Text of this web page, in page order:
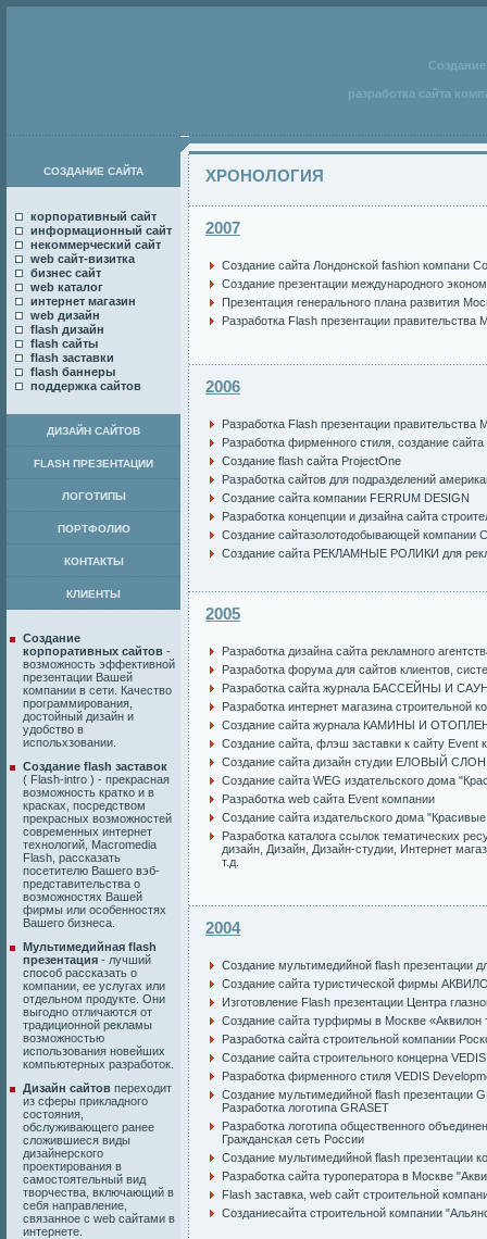
разработка сайта
СОЗДАНИЕ САЙТА
корпоративный сайт
информационный сайт
некоммерческий сайт
web сайт-визитка
бизнес сайт
web каталог
интернет магазин
web дизайн
flash дизайн
flash сайты
flash заставки
flash баннеры
поддержка сайтов
ДИЗАЙН САЙТОВ
FLASH ПРЕЗЕНТАЦИИ
ЛОГОТИПЫ
ПОРТФОЛИО
КОНТАКТЫ
КЛИЕНТЫ
Создание
корпоративных сайтов -
возможность эффективной
презентации Вашей
компании в сети. Качество
программирования,
достойный дизайн и
удобство в
испольхзовании.
Создание flash заставок
( Flash-intro ) - прекрасная
возможность кратко и в
красках, посредством
прекрасных возможностей
современных интернет
технологий, Macromedia
Flash, рассказать
посетителю Вашего вэб-
представительства о
возможностях Вашей
фирмы или особенностях
Вашего бизнеса.
Мультимедийная flash
презентация - лучший
способ рассказать о
компании, ее услугах или
отдельном продукте. Они
выгодно отличаются от
традиционной рекламы
возможностью
использования новейших
компьютерных разработок.
Дизайн сайтов переходит
из сферы прикладного
состояния,
обслуживающего ранее
сложившиеся виды
дизайнерского
проектирования в
самостоятельный вид
творчества, включающий в
себя направление,
связанное с web сайтами в
интернете.
ХРОНОЛОГИЯ
2007
Создание сайта Лондонской fashion компани
Создание презентации международного
Презентация генерального плана развития
Разработка Flash презентации
2006
Разработка Flash презентации
Разработка фирменного стиля создание сайта
Создание flash сайта ProjectOne
Разработка сайтов для подразделений
Создание сайта компании FERRUM DESIGN
Разработка концепции и дизайна сайта
Создание сайтазолотодобывающей компании
Создание сайта РЕКЛАМНЫЕ РОЛИКИ для
2005
Разработка дизайна сайта рекламного
Разработка форума для сайтов клиентов,
Разработка сайта журнала БАССЕЙНЫ И
Разработка интернет магазина строительной
Создание сайта журнала КАМИНЫ И
Создание сайта флэш заставки к сайту Event
Создание сайта дизайн студии ЕЛОВЫЙ
Создание сайта WEG издательского дома
Разработка web сайта Event компании
Создание сайта издательского дома
Разработка каталога ссылок тематических
дизайн Дизайн Дизайн-студии
Интернет
т.д.
2004
Создание мультимедийной flash презентации
Создание сайта туристической фирмы
Изготовление Flash презентации Центра
Создание сайта турфирмы в Москве «Аквилон
Разработка сайта строительной компании
Создание сайта строительного концерна
Разработка фирменного стиля VEDIS
Создание мультимедийной flash презентации
Разработка логотипа GRASET
Разработка логотипа общественного
Гражданская сеть России
Создание мультимедийной flash презентации
Разработка сайта туроператора в Москве
Flash заставка web сайт строительной
Созданиесайта строительной компании